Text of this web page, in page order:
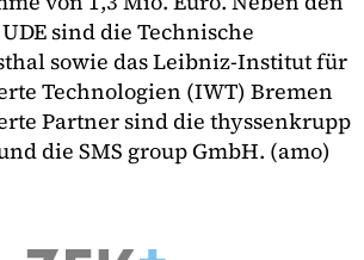
sind die Technische
sowie das Leibniz-Institut für
Technologien (IWT) Bremen
Partner sind die thyssenkrupp
die SMS group GmbH. (amo)